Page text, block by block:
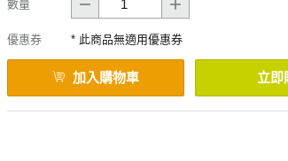
數量
優惠券 * 此商品無適用優惠券
加入購物車 立即